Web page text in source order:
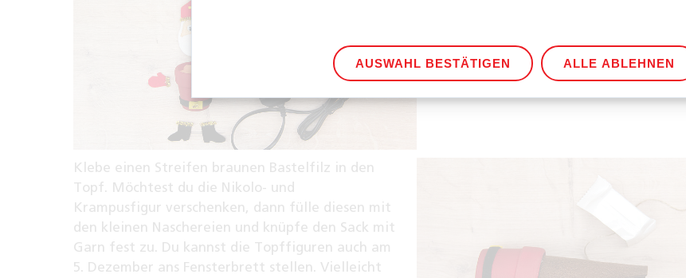
Heißklebepistole am besten von einem
Erwachsenen helfen.
Klebe einen Streifen braunen Bastelfilz in den
Topf. Möchtest du die Nikolo- und
Krampusfigur verschenken, dann fülle diesen mit
den kleinen Naschereien und knüpfe den Sack mit
Garn fest zu. Du kannst die Topffiguren auch am
5. Dezember ans Fensterbrett stellen. Vielleicht
AUSWAHL BESTÄTIGEN ALLE ABLEHNEN